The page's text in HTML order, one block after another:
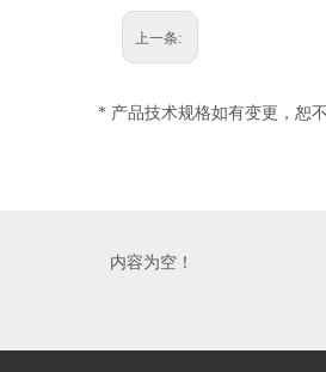
上一条:
* 产品技术规格如有变更，恕
内容为空！